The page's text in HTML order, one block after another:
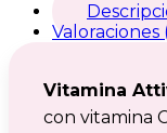
Valoraciones
Vitamina
con vitamina